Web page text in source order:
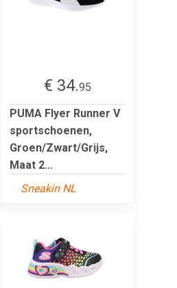
€ 34.95
PUMA Flyer Runner V
sportschoenen,
Groen/Zwart/Grijs,
Maat 2...
Sneakin NL